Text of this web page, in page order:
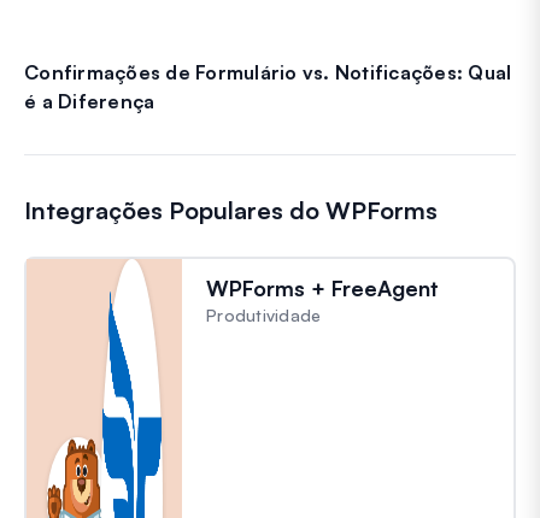
Confirmações de Formulário vs. Notificações: Qual
é a Diferença
Integrações Populares do WPForms
WPForms + FreeAgent
Produtividade